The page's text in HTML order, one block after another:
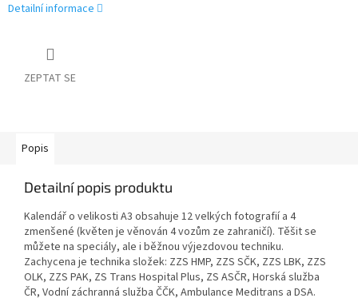
Detailní informace
ZEPTAT SE
Popis
Detailní popis produktu
Kalendář o velikosti A3 obsahuje 12 velkých fotografií a 4
zmenšené (květen je věnován 4 vozům ze zahraničí). Těšit se
můžete na speciály, ale i běžnou výjezdovou techniku.
Zachycena je technika složek: ZZS HMP, ZZS SČK, ZZS LBK, ZZS
OLK, ZZS PAK, ZS Trans Hospital Plus, ZS ASČR, Horská služba
ČR, Vodní záchranná služba ČČK, Ambulance Meditrans a DSA.